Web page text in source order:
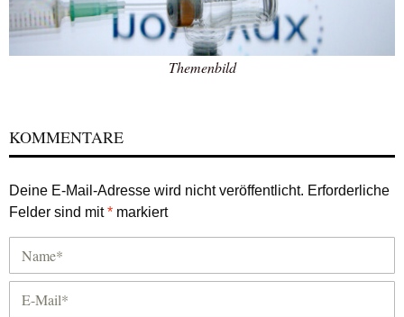
Themenbild
KOMMENTARE
Deine E-Mail-Adresse wird nicht veröffentlicht. Erforderliche
Felder sind mit* markiert